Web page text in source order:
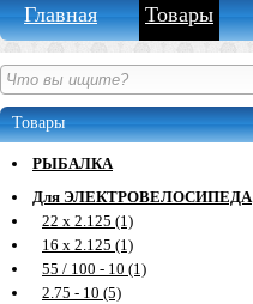
Главная Товары
Товары
РЫБАЛКА
Для ЭЛЕКТРОВЕЛОСИПЕДА
22 х 2.125 (1)
16 х 2.125 (1)
55 / 100 - 10 (1)
2.75 - 10 (5)